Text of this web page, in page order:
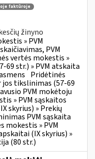
faktūroje
žinyno
» PVM
PVM
vertės mokestis »
69 str.) » PVM atskaita
Pridėtinės
jos tikslinimas (57-69
PVM mokėtoju
» PVM sąskaitos
skyrius) » Prekių
PVM sąskaita
mokestis » PVM
(IX skyrius) »
(80 str.)